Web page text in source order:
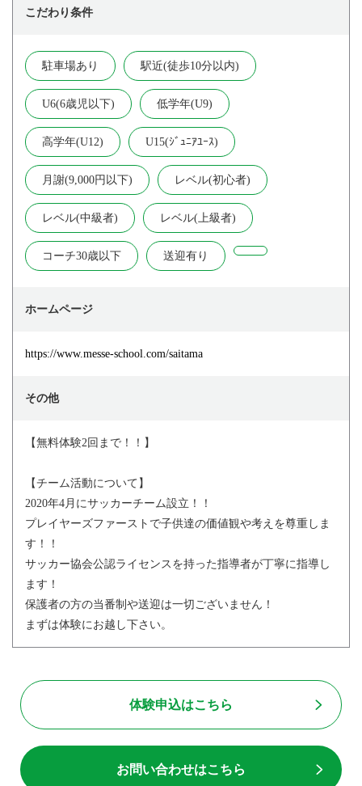
こだわり条件
駐車場あり 駅近(徒歩10分以内)
U6(6歳児以下) 低学年(U9)
高学年(U12) U15(ｼﾞｭﾆｱﾕｰｽ)
月謝(9,000円以下) レベル(初心者)
レベル(中級者) レベル(上級者)
コーチ30歳以下 送迎有り
ホームページ
https://www.messe-school.com/saitama
その他
【無料体験2回まで！！】
【チーム活動について】
2020年4月にサッカーチーム設立！！
プレイヤーズファーストで子供達の価値観や考えを尊重しま
す！！
サッカー協会公認ライセンスを持った指導者が丁寧に指導し
ます！
保護者の方の当番制や送迎は一切ございません！
まずは体験にお越し下さい。
体験申込はこちら
お問い合わせはこちら